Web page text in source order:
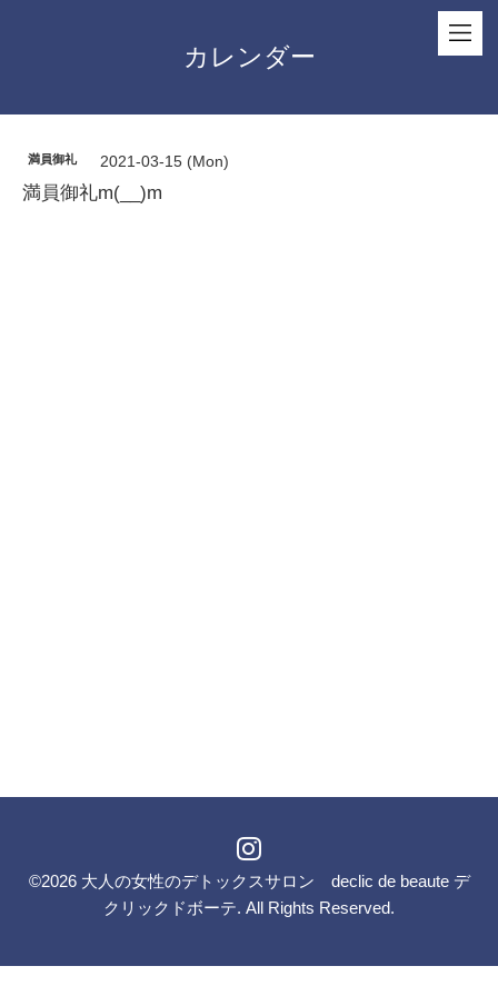
カレンダー
満員御礼 2021-03-15 (Mon)
満員御礼m(__)m
©2026 大人の女性のデトックスサロン declic de beaute デ
クリックドボーテ. All Rights Reserved.